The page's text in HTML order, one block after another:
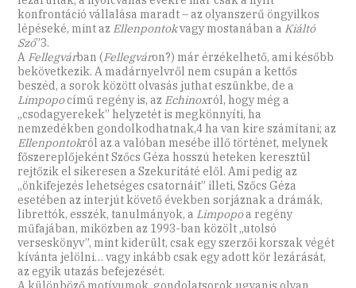
konfrontáció vállalása maradt – az olyanszerű öngyilkos
lépéseké, mint az Ellenpontokvagy mostanában a Kiáltó
Szó”3.
A Fellegvárban (Fellegváron?) már érzékelhető, ami később
bekövetkezik. A madárnyelvről nem csupán a kettős
beszéd, a sorok között olvasás juthat eszünkbe, de a
Limpopocímű regény is, az Echinoxról, hogy még a
„csodagyerekek” helyzetét is megkönnyíti, ha
nemzedékben gondolkodhatnak,4 ha van kire számítani; az
Ellenpontokról az a valóban mesébe illő történet, melynek
főszereplőjeként Szőcs Géza hosszú heteken keresztül
rejtőzik el sikeresen a Szekuritáté elől. Ami pedig az
„önkifejezés lehetséges csatornáit” illeti, Szőcs Géza
esetében az interjút követő években sorjáznak a drámák,
librettók, esszék, tanulmányok, a Limpopoa regény
műfajában, miközben az 1993-ban közölt „utolsó
verseskönyv”, mint kiderült, csak egy szerzői korszak végét
kívánta jelölni… vagy inkább csak egy adott kör lezárását,
az egyik utazás befejezését.